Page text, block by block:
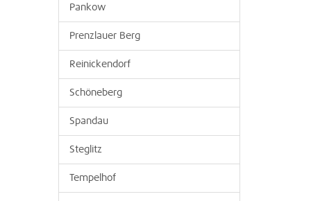
Pankow
Prenzlauer Berg
Reinickendorf
Schöneberg
Spandau
Steglitz
Tempelhof